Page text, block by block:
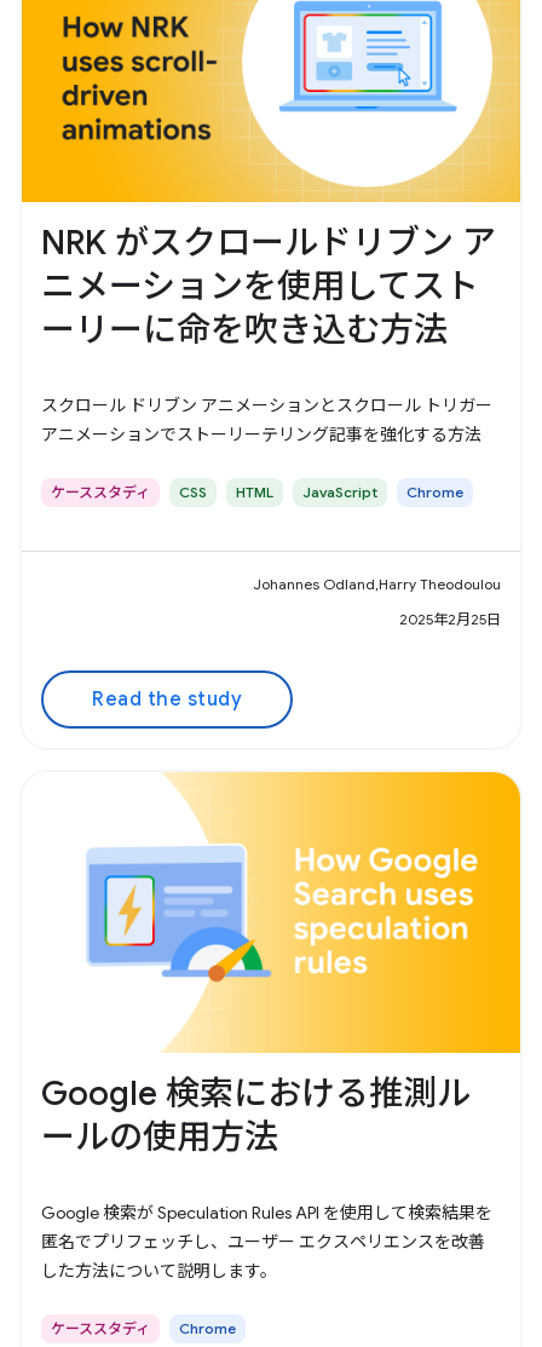
NRK がスクロールドリブン ア
ニメーションを使用してスト
ーリーに命を吹き込む方法
スクロール ドリブン アニメーションとスクロール トリガー
アニメーションでストーリーテリング記事を強化する方法
ケーススタディ CSS HTML JavaScript Chrome
Johannes Odland,Harry Theodoulou
2025年2月25日
Read the study
Google 検索における推測ル
ールの使用方法
Google 検索が Speculation Rules API を使用して検索結果を
匿名でプリフェッチし、ユーザー エクスペリエンスを改善
した方法について説明します。
ケーススタディ Chrome